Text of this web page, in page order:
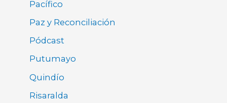
Pacífico
Paz y Reconciliación
Pódcast
Putumayo
Quindío
Risaralda